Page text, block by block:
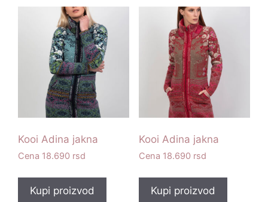
Kooi Adina jakna
18.690 rsd
Kupi proizvod
Kooi Adina jakna
18.690 rsd
Kupi proizvod